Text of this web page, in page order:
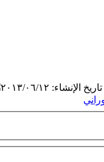
تاريخ الإنشاء: ٢٠١٣/٠٦/١٢